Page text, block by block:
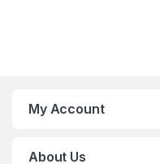
My Account
About Us